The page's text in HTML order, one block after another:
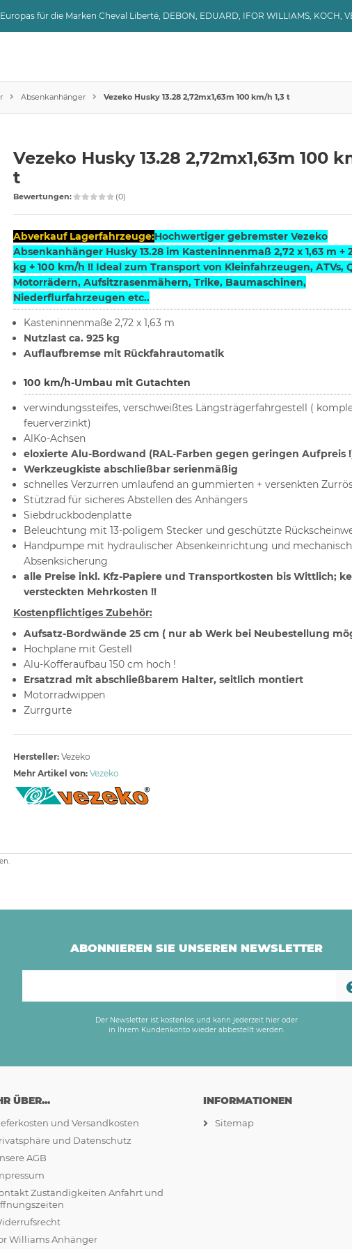
für die Marken Cheval Liberté, DEBON, EDUARD, IFOR WILLIAMS, KOCH,
Absenkanhänger Vezeko Husky 13.28 2,72mx1,63m 100 km/h 1,3 t
Vezeko Husky 13.28 2,72mx1,63m 100
t
Bewertungen: (0)
Abverkauf Lagerfahrzeuge:Hochwertiger gebremster Vezeko
Absenkanhänger Husky 13.28 im Kasteninnenmaß 2,72 x 1,63 m +
kg + 100 km/h !! Ideal zum Transport von Kleinfahrzeugen, ATVs,
Motorrädern, Aufsitzrasenmähern, Trike, Baumaschinen,
Niederflurfahrzeugen etc..
Kasteninnenmaße 2,72 x 1,63 m
Nutzlast ca. 925 kg
Auflaufbremse mit Rückfahrautomatik
100 km/h-Umbau mit Gutachten
verwindungssteifes, verschweißtes Längsträgerfahrgestell (
feuerverzinkt)
AlKo-Achsen
eloxierte Alu-Bordwand (RAL-Farben gegen geringen Aufpreis
Werkzeugkiste abschließbar serienmäßig
schnelles Verzurren umlaufend an gummierten + versenkten
Stützrad für sicheres Abstellen des Anhängers
Siebdruckbodenplatte
Beleuchtung mit 13-poligem Stecker und geschützte
Handpumpe mit hydraulischer Absenkeinrichtung und
Absenksicherung
alle Preise inkl. Kfz-Papiere und Transportkosten bis Wittlich;
versteckten Mehrkosten !!
Kostenpflichtiges Zubehör:
Aufsatz-Bordwände 25 cm ( nur ab Werk bei Neubestellung
Hochplane mit Gestell
Alu-Kofferaufbau 150 cm hoch !
Ersatzrad mit abschließbarem Halter, seitlich montiert
Motorradwippen
Zurrgurte
Hersteller: Vezeko
Mehr Artikel von: Vezeko
ABONNIEREN SIE UNSEREN NEWSLETTER
Der Newsletter ist kostenlos und kann jederzeit hier oder
in Ihrem Kundenkonto wieder abbestellt werden.
ÜBER...
und Versandkosten
und Datenschutz
AGB
Zuständigkeiten Anfahrt und
Williams Anhänger
INFORMATIONEN
Sitemap